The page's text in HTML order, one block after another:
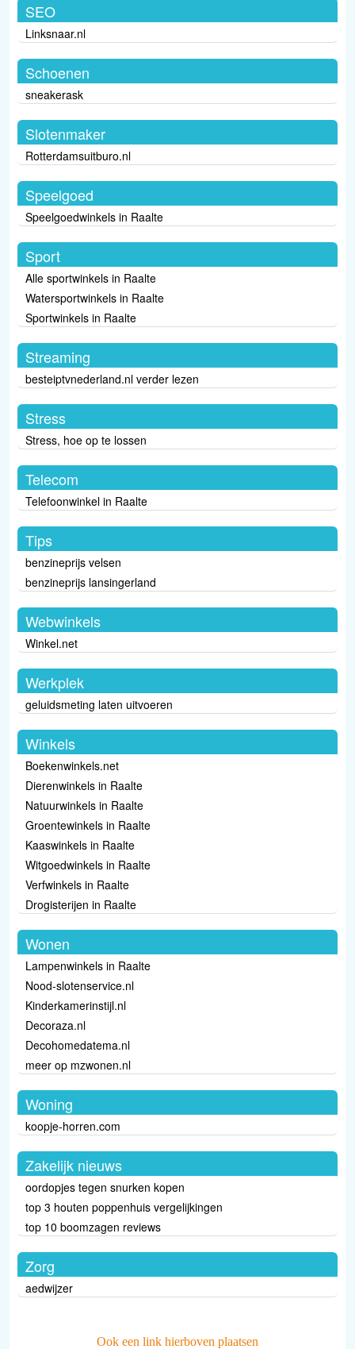
SEO
Linksnaar.nl
Schoenen
sneakerask
Slotenmaker
Rotterdamsuitburo.nl
Speelgoed
Speelgoedwinkels in Raalte
Sport
Alle sportwinkels in Raalte
Watersportwinkels in Raalte
Sportwinkels in Raalte
Streaming
besteiptvnederland.nl verder lezen
Stress
Stress, hoe op te lossen
Telecom
Telefoonwinkel in Raalte
Tips
benzineprijs velsen
benzineprijs lansingerland
Webwinkels
Winkel.net
Werkplek
geluidsmeting laten uitvoeren
Winkels
Boekenwinkels.net
Dierenwinkels in Raalte
Natuurwinkels in Raalte
Groentewinkels in Raalte
Kaaswinkels in Raalte
Witgoedwinkels in Raalte
Verfwinkels in Raalte
Drogisterijen in Raalte
Wonen
Lampenwinkels in Raalte
Nood-slotenservice.nl
Kinderkamerinstijl.nl
Decoraza.nl
Decohomedatema.nl
meer op mzwonen.nl
Woning
koopje-horren.com
Zakelijk nieuws
oordopjes tegen snurken kopen
top 3 houten poppenhuis vergelijkingen
top 10 boomzagen reviews
Zorg
aedwijzer
Ook een link hierboven plaatsen